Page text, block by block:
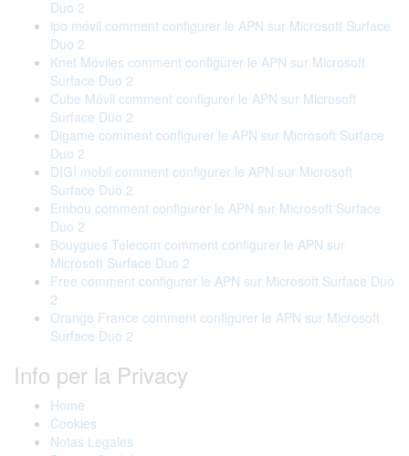
Duo 2
ipo móvil comment configurer le APN sur Microsoft Surface
Duo 2
Knet Móviles comment configurer le APN sur Microsoft
Surface Duo 2
Cube Móvil comment configurer le APN sur Microsoft
Surface Duo 2
Digame comment configurer le APN sur Microsoft Surface
Duo 2
DIGI mobil comment configurer le APN sur Microsoft
Surface Duo 2
Embou comment configurer le APN sur Microsoft Surface
Duo 2
Bouygues Telecom comment configurer le APN sur
Microsoft Surface Duo 2
Free comment configurer le APN sur Microsoft Surface Duo
2
Orange France comment configurer le APN sur Microsoft
Surface Duo 2
Info per la Privacy
Home
Cookies
Notas Legales